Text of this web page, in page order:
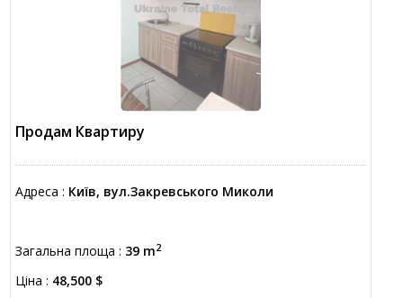
Продам Квартиру
Адреса : Київ, вул.Закревського Миколи
Загальна площа : 39 m2
Ціна : 48,500 $